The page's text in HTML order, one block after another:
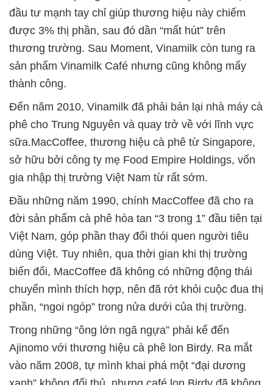
đầu tư mạnh tay chỉ giúp thương hiệu này chiếm
được 3% thị phần, sau đó dần “mất hút” trên
thương trường. Sau Moment, Vinamilk còn tung ra
sản phẩm Vinamilk Café nhưng cũng không mấy
thành công.
Đến năm 2010, Vinamilk đã phải bán lại nhà máy cà
phê cho Trung Nguyên và quay trở về với lĩnh vực
sữa.MacCoffee, thương hiệu cà phê từ Singapore,
sở hữu bởi công ty mẹ Food Empire Holdings, vốn
gia nhập thị trường Việt Nam từ rất sớm.
Đầu những năm 1990, chính MacCoffee đã cho ra
đời sản phẩm cà phê hòa tan “3 trong 1” đầu tiên tại
Việt Nam, góp phần thay đổi thói quen người tiêu
dùng Việt. Tuy nhiên, qua thời gian khi thị trường
biến đổi, MacCoffee đã không có những động thái
chuyển mình thích hợp, nên đã rớt khỏi cuộc đua thị
phần, “ngoi ngóp” trong nửa dưới của thị trường.
Trong những “ông lớn ngã ngựa” phải kể đến
Ajinomo với thương hiệu cà phê lon Birdy. Ra mắt
vào năm 2008, tự mình khai phá một “đại dương